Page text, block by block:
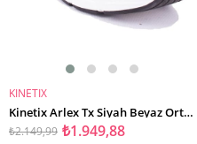
SEPETE EKLE
KINETIX
Kinetix Arlex Tx Siyah Beyaz Ortopedik Günlük Kadın Spor Ayakkabı
₺1.949,88
₺2.149,99